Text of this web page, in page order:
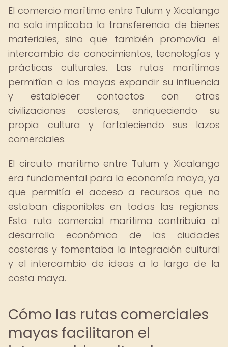
El comercio marítimo entre Tulum y Xicalango
no solo implicaba la transferencia de bienes
materiales, sino que también promovía el
intercambio de conocimientos, tecnologías y
prácticas culturales. Las rutas marítimas
permitían a los mayas expandir su influencia
y establecer contactos con otras
civilizaciones costeras, enriqueciendo su
propia cultura y fortaleciendo sus lazos
comerciales.
El circuito marítimo entre Tulum y Xicalango
era fundamental para la economía maya, ya
que permitía el acceso a recursos que no
estaban disponibles en todas las regiones.
Esta ruta comercial marítima contribuía al
desarrollo económico de las ciudades
costeras y fomentaba la integración cultural
y el intercambio de ideas a lo largo de la
costa maya.
Cómo las rutas comerciales
mayas facilitaron el